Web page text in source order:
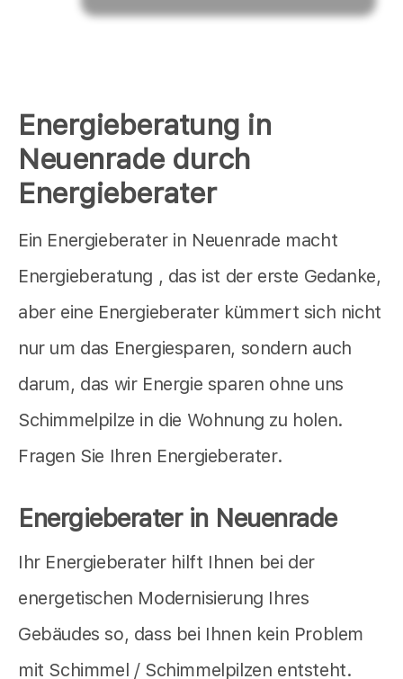
Energieberatung in
Neuenrade durch
Energieberater
Ein Energieberater in Neuenrade macht
Energieberatung , das ist der erste Gedanke,
aber eine Energieberater kümmert sich nicht
nur um das Energiesparen, sondern auch
darum, das wir Energie sparen ohne uns
Schimmelpilze in die Wohnung zu holen.
Fragen Sie Ihren Energieberater.
Energieberater in Neuenrade
Ihr Energieberater hilft Ihnen bei der
energetischen Modernisierung Ihres
Gebäudes so, dass bei Ihnen kein Problem
mit Schimmel / Schimmelpilzen entsteht.